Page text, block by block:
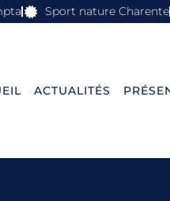
Sport nature Charente
ACTUALITÉS